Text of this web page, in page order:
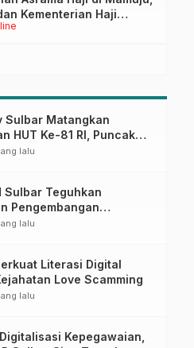
Kementerian Haji
Lokasi
Sulbar Matangkan
HUT Ke-81 RI, Puncak
Lapangan Ahmad
lalu
Sulbar Teguhkan
Pengembangan
ASN melalui
lalu
Literasi Digital
Love Scamming
lalu
Kepegawaian,